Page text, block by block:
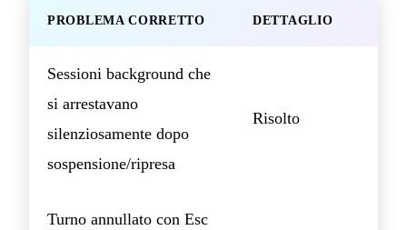
PROBLEMA CORRETTO DETTAGLIO
Sessioni background che
si arrestavano
silenziosamente dopo
sospensione/ripresa
Risolto
Turno annullato con Esc